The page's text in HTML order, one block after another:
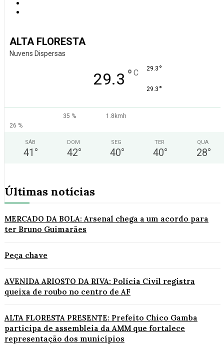
ALTA FLORESTA
Nuvens Dispersas
29.3 ° C 29.3 °
29.3 °
35 %
1.8kmh
26 %
SÁB
41 °
DOM
42°
SEG
40°
TER
40°
QUA
28°
Últimas notícias
MERCADO DA BOLA: Arsenal chega a um acordo para
ter Bruno Guimarães
Peça chave
AVENIDA ARIOSTO DA RIVA: Polícia Civil registra
queixa de roubo no centro de AF
ALTA FLORESTA PRESENTE: Prefeito Chico Gamba
participa de assembleia da AMM que fortalece
representação dos municípios